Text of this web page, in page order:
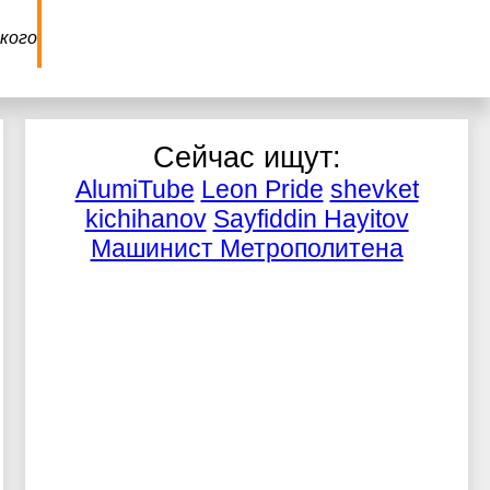
Сейчас ищут:
AlumiTube Leon Pride shevket
kichihanov Sayfiddin Hayitov
Машинист Метрополитена